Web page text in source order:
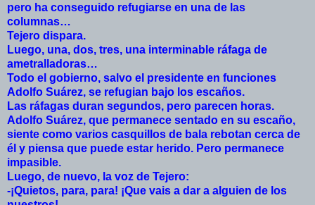
pero ha conseguido refugiarse en una de las
columnas…
Tejero dispara.
Luego, una, dos, tres, una interminable ráfaga de
ametralladoras…
Todo el gobierno, salvo el presidente en funciones
Adolfo Suárez, se refugian bajo los escaños.
Las ráfagas duran segundos, pero parecen horas.
Adolfo Suárez, que permanece sentado en su escaño,
siente como varios casquillos de bala rebotan cerca de
él y piensa que puede estar herido. Pero permanece
impasible.
Luego, de nuevo, la voz de Tejero:
-¡Quietos, para, para! ¡Que vais a dar a alguien de los